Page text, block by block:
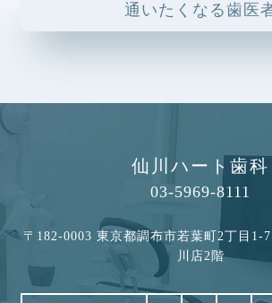
インビザラインの治療に関して
クラウン治療の流れについて
2023.11.28
総入れ歯と部分入れ歯について
2023.10.30
通いたくなる歯医
仙川ハート歯科
03-5969-8111
〒182-0003 東京都調布市若葉町2丁目
川店2階